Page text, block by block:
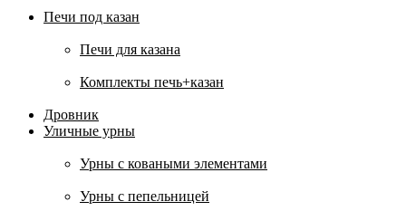
Печи под казан
Печи для казана
Комплекты печь+казан
Дровник
Уличные урны
Урны с коваными элементами
Урны с пепельницей